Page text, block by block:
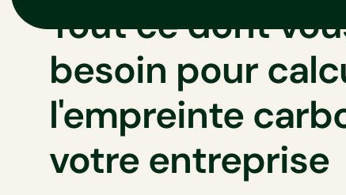
Tout ce dont
besoin pour
l'empreinte
votre entreprise